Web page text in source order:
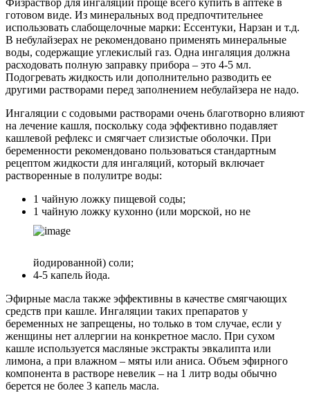
готовом виде. Из минеральных вод предпочтительнее
использовать слабощелочные марки: Ессентуки, Нарзан и т.д.
В небулайзерах не рекомендовано применять минеральные
воды, содержащие углекислый газ. Одна ингаляция должна
расходовать полную заправку прибора – это 4-5 мл.
Подогревать жидкость или дополнительно разводить ее
другими растворами перед заполнением небулайзера не надо.
Ингаляции с содовыми растворами очень благотворно влияют
на лечение кашля, поскольку сода эффективно подавляет
кашлевой рефлекс и смягчает слизистые оболочки. При
беременности рекомендовано пользоваться стандартным
рецептом жидкости для ингаляций, который включает
растворенные в полулитре воды:
1 чайную ложку пищевой соды;
1 чайную ложку кухонно (или морской, но не
йодированной) соли;
4-5 капель йода.
Эфирные масла также эффективны в качестве смягчающих
средств при кашле. Ингаляции таких препаратов у
беременных не запрещены, но только в том случае, если у
женщины нет аллергии на конкретное масло. При сухом
кашле используется масляные экстракты эвкалипта или
лимона, а при влажном – мяты или аниса. Объем эфирного
компонента в растворе невелик – на 1 литр воды обычно
берется не более 3 капель масла.